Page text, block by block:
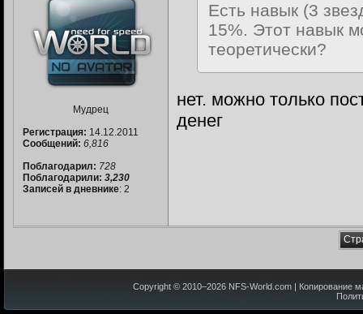
Мудрец
Регистрация: 14.12.2011
Сообщений: 6,816
Поблагодарил: 728
Поблагодарили: 3,230
Записей в дневнике: 2
Есть навык (3
15%. Этот навык
теоретически?
нет. можно только
денег
Copyright © 2010–2026 NFS-World.com | Копирование